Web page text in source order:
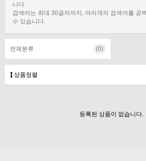
니다.
검색어는 최대 30글자까지, 여러개의 검색어를 공
수 있습니다.
전체분류 (0)
상품정렬
등록된 상품이 없습니다.